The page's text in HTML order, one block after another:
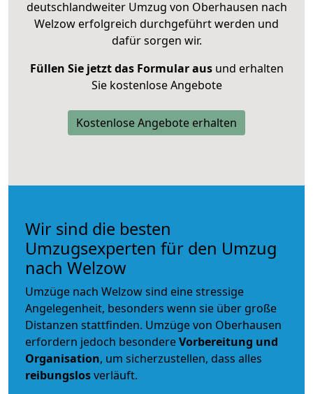
deutschlandweiter Umzug von Oberhausen nach
Welzow erfolgreich durchgeführt werden und
dafür sorgen wir.
Füllen Sie jetzt das Formular ausund erhalten
Sie kostenlose Angebote
Kostenlose Angebote erhalten
Wir sind die besten
Umzugsexperten für den Umzug
nach Welzow
Umzüge nach Welzow sind eine stressige
Angelegenheit, besonders wenn sie über große
Distanzen stattfinden. Umzüge von Oberhausen
erfordern jedoch besondereVorbereitung und
Organisation, um sicherzustellen, dass alles
reibungslosverläuft.